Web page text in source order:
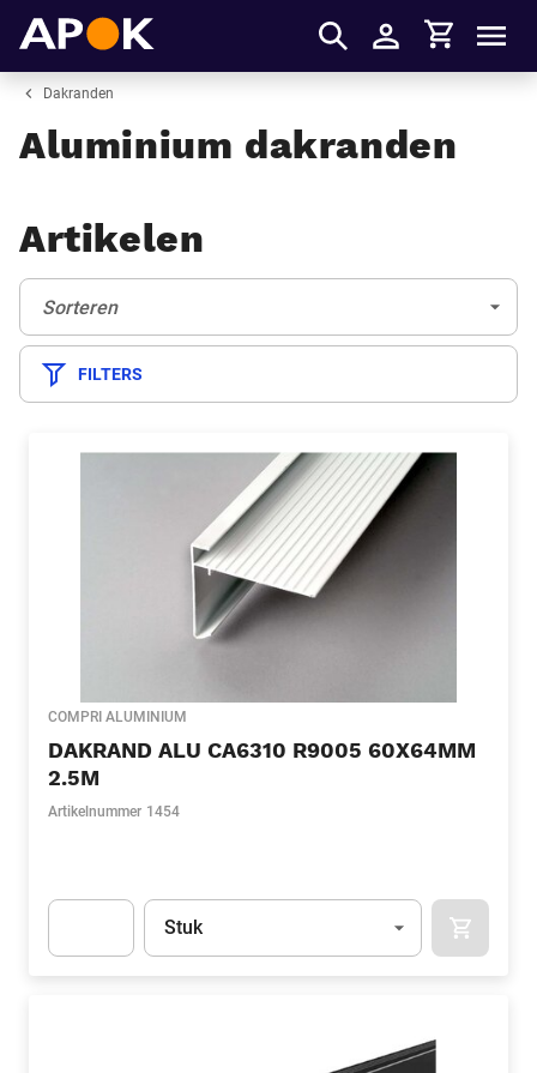
Inloggen
Winkelmandje
Dakranden
Aluminium dakranden
Artikelen
Sorteren:
Sorteren
FILTERS
COMPRI ALUMINIUM
DAKRAND ALU CA6310 R9005 60X64MM
2.5M
Artikelnummer 1454
Eenheid
Stuk